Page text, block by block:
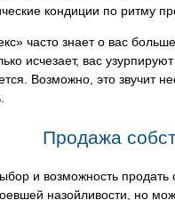
кондиции по ритму
часто знает о вас
исчезает, вас
Возможно, это звучит
Продажа
и возможность
назойливости, но